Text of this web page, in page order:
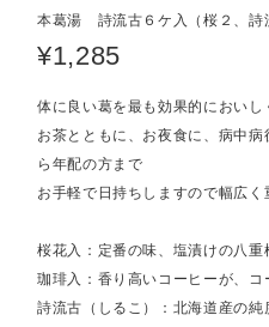
本葛湯 詩流古６ケ入（桜２、詩
¥1,285
体に良い葛を最も効果的においし
お茶とともに、お夜食に、病中
ら年配の方まで
お手軽で日持ちしますので幅広く
桜花入：定番の味、塩漬けの八重
珈琲入：香り高いコーヒーが、
詩流古（しるこ）：北海道産の純